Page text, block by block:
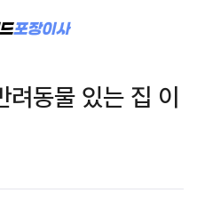
려동물 있는 집 이